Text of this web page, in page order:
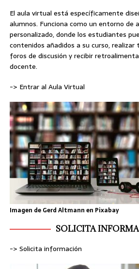
El aula virtual está específicamente
alumnos. Funciona como un entorno de
personalizado, donde los estudiantes
contenidos añadidos a su curso,
foros de discusión y recibir
docente.
-> Entrar al Aula Virtual
Imagen de Gerd Altmann en Pixabay
SOLICITA
-> Solicita información